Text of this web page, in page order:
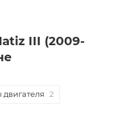
III (2009-
2